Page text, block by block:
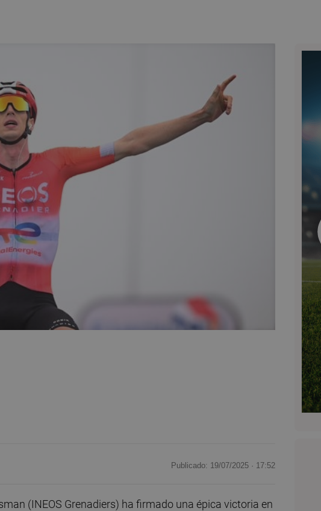
Publicado: 19/07/2025 · 17:52
(INEOS Grenadiers) ha firmado una épica victoria en